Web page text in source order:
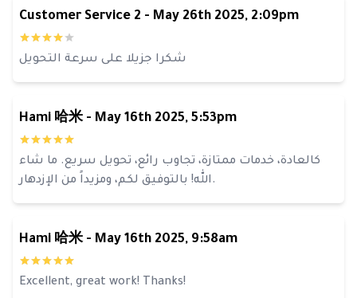
Customer Service 2 - May 26th 2025, 2:09pm
شكرا جزيلا على سرعة التحويل
Hami 哈米- May 16th 2025, 5:53pm
كالعادة، خدمات ممتازة، تجاوب رائع، تحويل سريع. ما شاء
الله! بالتوفيق لكم، ومزيداً من الإزدهار.
Hami 哈米- May 16th 2025, 9:58am
Excellent, great work! Thanks!